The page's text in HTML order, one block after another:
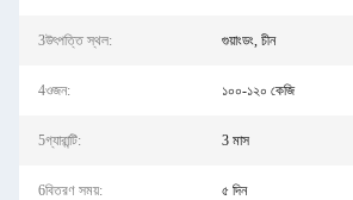
3উৎপত্তি স্থল: গুয়াংডং, চীন
4ওজন: ১০০-১২০ কেজি
5গ্যারান্টি: 3 মাস
6বিতরণ সময়: ৫ দিন